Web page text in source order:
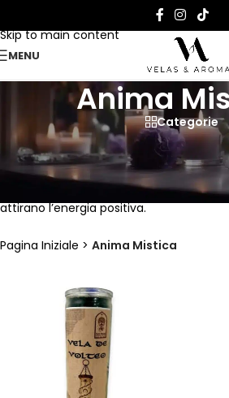
Skip to main content
MENU
Anima
Categorie
Entra in sintonia con l’energia delle
Scopri il potere della luce e della calma
candele Mistica Anima, realizzate
vegetale naturale e aromi rituali che
attirano l’energia positiva.
Pagina Iniziale > Anima Mistica